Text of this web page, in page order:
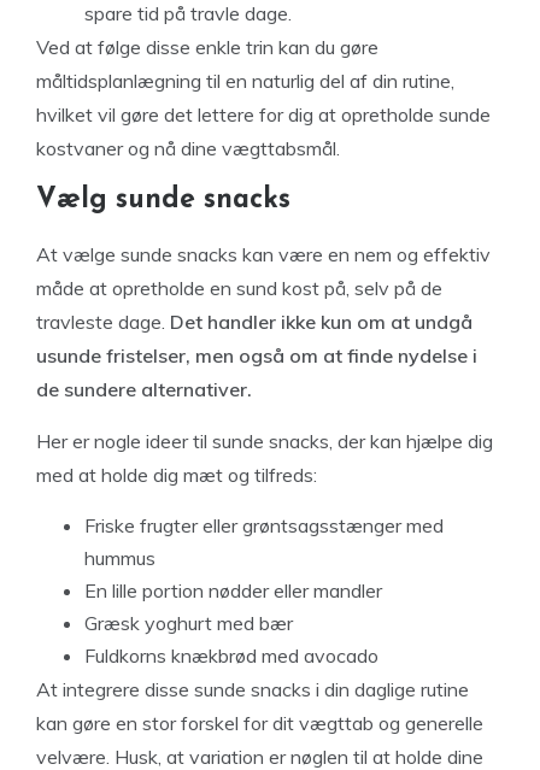
spare tid på travle dage.
Ved at følge disse enkle trin kan du gøre
måltidsplanlægning til en naturlig del af din rutine,
hvilket vil gøre det lettere for dig at opretholde sunde
kostvaner og nå dine vægttabsmål.
Vælg sunde snacks
At vælge sunde snacks kan være en nem og effektiv
måde at opretholde en sund kost på, selv på de
travleste dage. Det handler ikke kun om at undgå
usunde fristelser, men også om at finde nydelse i
de sundere alternativer.
Her er nogle ideer til sunde snacks, der kan hjælpe dig
med at holde dig mæt og tilfreds:
Friske frugter eller grøntsagsstænger med
hummus
En lille portion nødder eller mandler
Græsk yoghurt med bær
Fuldkorns knækbrød med avocado
At integrere disse sunde snacks i din daglige rutine
kan gøre en stor forskel for dit vægttab og generelle
velvære. Husk, at variation er nøglen til at holde dine